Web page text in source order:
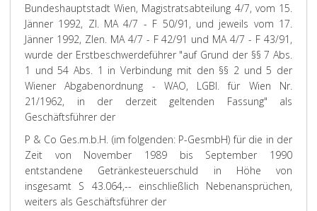
Bundeshauptstadt Wien, Magistratsabteilung 4/7, vom 15.
Jänner 1992, Zl. MA 4/7 - F 50/91, und jeweils vom 17.
Jänner 1992, Zlen. MA 4/7 - F 42/91 und MA 4/7 - F 43/91,
wurde der Erstbeschwerdeführer "auf Grund der §§ 7 Abs.
1 und 54 Abs. 1 in Verbindung mit den §§ 2 und 5 der
Wiener Abgabenordnung - WAO, LGBl. für Wien Nr.
21/1962, in der derzeit geltenden Fassung" als
Geschäftsführer der
P & Co Ges.m.b.H. (im folgenden: P-GesmbH) für die in der
Zeit von November 1989 bis September 1990
entstandene Getränkesteuerschuld in Höhe von
insgesamt S 43.064,-- einschließlich Nebenansprüchen,
weiters als Geschäftsführer der